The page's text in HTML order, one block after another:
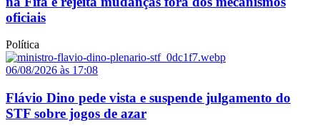
oficiais
Política
06/08/2026 às 17:08
Flávio Dino pede vista e suspende julgamento do
STF sobre jogos de azar